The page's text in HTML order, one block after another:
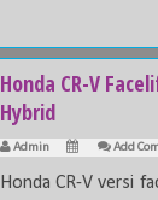
Honda CR-V
Hybrid
Admin Add
Honda CR-V versi